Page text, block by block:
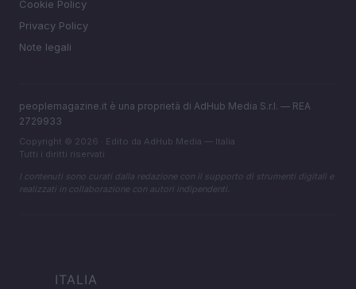
Cookie Policy
Privacy Policy
Note legali
peoplemagazine.it è una proprietà di AdHub Media S.r.l. — REA
2729933
Copyright © 2026 · Edito da AdHub Media — Italia
Tutti i diritti riservati
I contenuti sono curati dalla redazione con il supporto di strumenti digitali e
realizzati in collaborazione con autori indipendenti.
ITALIA